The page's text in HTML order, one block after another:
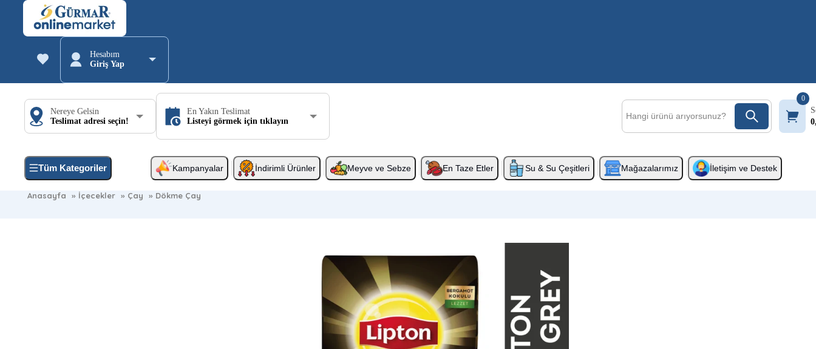
Hesabım
Giriş Yap
Nereye Gelsin
Teslimat adresi seçin!
En Yakın Teslimat
Listeyi görmek için tıklayın
0
Tüm Kategoriler Kampanyalar İndirimli Ürünler Meyve ve Sebze En Taze Etler Su & Su Çeşitleri Mağazalarımız İletişim ve Destek
Anasayfa » İçecekler » Çay » Dökme Çay